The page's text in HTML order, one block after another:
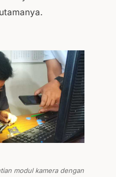
modul kamera dengan